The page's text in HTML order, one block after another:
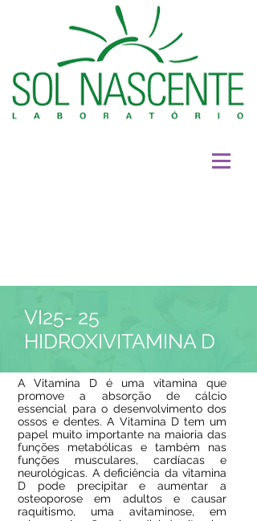
VI25- 25
HIDROXIVITAMINA D
A Vitamina D é uma vitamina que
promove a absorção de cálcio
essencial para o desenvolvimento dos
ossos e dentes. A Vitamina D tem um
papel muito importante na maioria das
funções metabólicas e também nas
funções musculares, cardíacas e
neurológicas. A deficiência da vitamina
D pode precipitar e aumentar a
osteoporose em adultos e causar
raquitismo, uma avitaminose, em